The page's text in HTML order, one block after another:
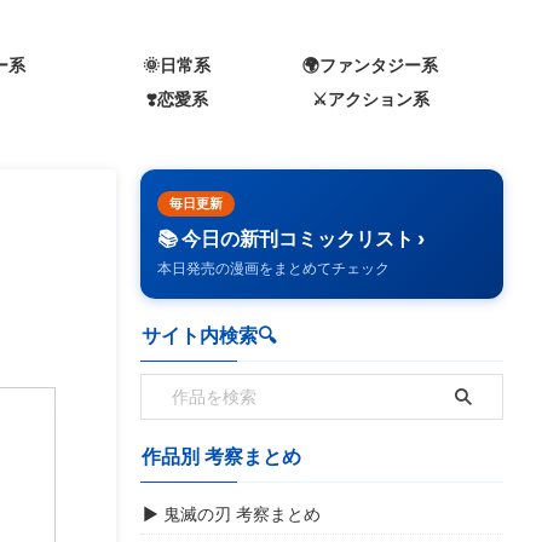
系 🌞日常系
🌍️ファンタジー系
❣️恋愛系
⚔️アクション系
毎日更新
📚 今日の新刊コミックリスト ›
本日発売の漫画をまとめてチェック
サイト内検索🔍️
作品別 考察まとめ
▶ 鬼滅の刃 考察まとめ